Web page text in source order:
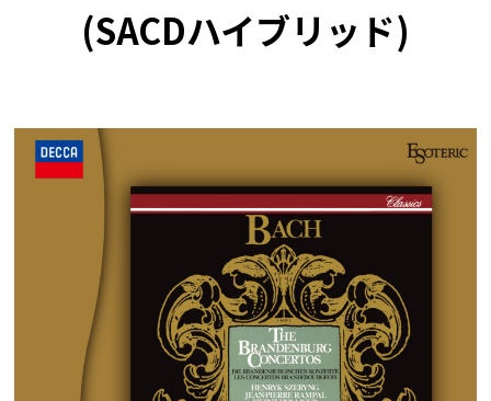
(SACDハイブリッド)